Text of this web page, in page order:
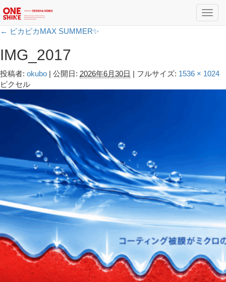
← ピカピカMAX SUMMER✨
IMG_2017
投稿者: okubo | 公開日: 2026年6月30日 | フルサイズ: 1536 × 1024
ピクセル